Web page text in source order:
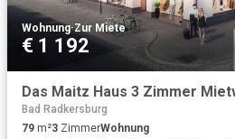
Wohnung·Zur Miete
€ 1 192
Bad Radkersburg
79 m²3 ZimmerWohnung